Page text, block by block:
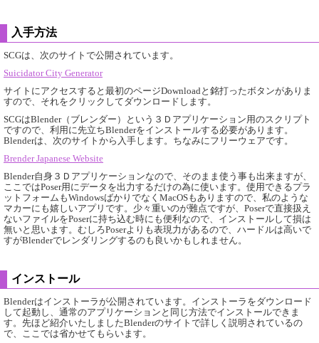
入手方法
SCGは、次のサイトで公開されています。
Suicidator City Generator
サイトにアクセスすると最初のページDownloadと銘打ったボタンがありま
すので、それをクリックしてダウンロードします。
SCGはBlender（ブレンダー）という３Ｄアプリケーション用のスクリプト
ですので、利用に先立ちBlenderをインストールする必要があります。
Blenderは、次のサイトから入手します。ちなみにフリーウェアです。
Brender Japanese Website
Blender自身３Ｄアプリケーションなので、そのまま使う事も出来ますが、
ここではPoser用にデータを出力するだけの為に使います。使用できるプラ
ットフォームもWindowsばかりでなくMacOSもありますので、私のような
マカーにも嬉しいアプリです。少々重いのが難点ですが、Poserで直接扱え
ないファイルをPoserに持ち込む時にも便利なので、インストールして損は
無いと思います。むしろPoserよりも表現力があるので、ハードルは高いで
すがBlenderでレンダリングするのも良いかもしれません。
インストール
Blenderはインストーラが公開されています。インストーラをダウンロード
して起動し、通常のアプリケーションと同じ方法でインストールできま
す。先ほど紹介いたしましたBlenderのサイトで詳しく説明されているの
で、ここでは省かせてもらいます。